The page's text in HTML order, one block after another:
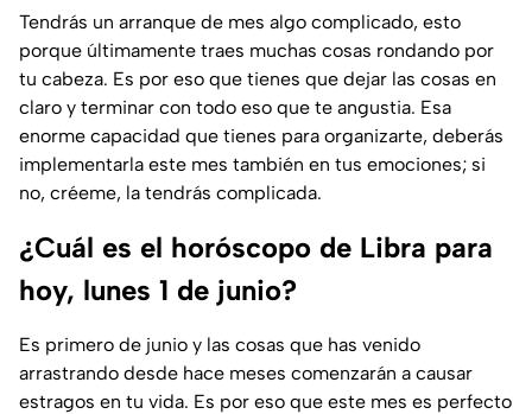
Tendrás un arranque de mes algo complicado, esto
porque últimamente traes muchas cosas rondando por
tu cabeza. Es por eso que tienes que dejar las cosas en
claro y terminar con todo eso que te angustia. Esa
enorme capacidad que tienes para organizarte, deberás
implementarla este mes también en tus emociones; si
no, créeme, la tendrás complicada.
¿Cuál es el horóscopo de Libra para
hoy, lunes 1 de junio?
Es primero de junio y las cosas que has venido
arrastrando desde hace meses comenzarán a causar
estragos en tu vida. Es por eso que este mes es perfecto